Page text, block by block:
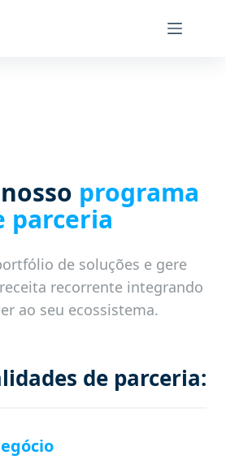
programa
parceria
de soluções e gere
recorrente integrando
ao seu ecossistema.
de parceria: